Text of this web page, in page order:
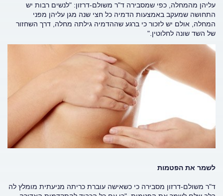
עליהן מהמחלה, כפי שמסבירה ד"ר משולם-דרזון: "לנשים רבות יש
התחושה שמעקב באמצעות הדמיה כל חצי שנה מגן עליהן מפני
המחלה, אולם יש לזכור כי ברגע שההדמיה גילתה מחלה, דרך השחזור
של השד שונה לחלוטין."
לשמר את הפטמות
ד"ר משולם-דרזון מסבירה כי כשאישה עוברת כריתה מניעתית מומלץ לה